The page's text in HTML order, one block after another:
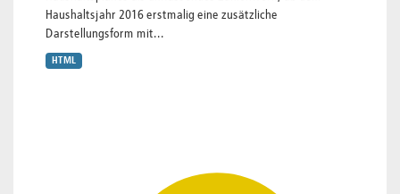
Haushaltsjahr 2016 erstmalig eine zusätzliche
Darstellungsform mit...
HTML